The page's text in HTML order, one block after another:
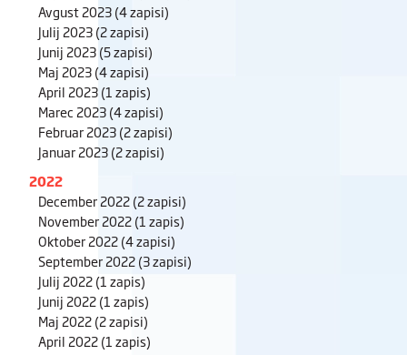
Avgust 2023(4 zapisi)
Julij 2023(2 zapisi)
Junij 2023(5 zapisi)
Maj 2023(4 zapisi)
April 2023(1 zapis)
Marec 2023(4 zapisi)
Februar 2023(2 zapisi)
Januar 2023(2 zapisi)
2022
December 2022(2 zapisi)
November 2022(1 zapis)
Oktober 2022(4 zapisi)
September 2022(3 zapisi)
Julij 2022(1 zapis)
Junij 2022(1 zapis)
Maj 2022(2 zapisi)
April 2022(1 zapis)